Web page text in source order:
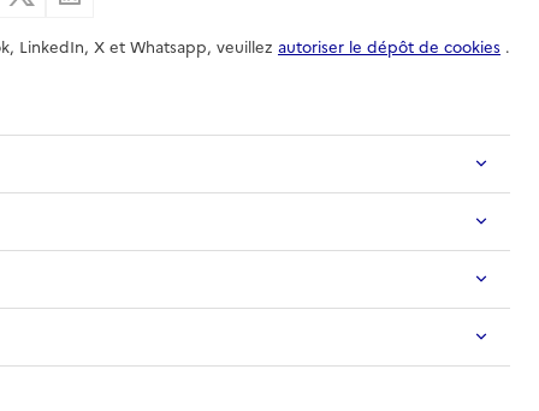
LinkedIn, X et Whatsapp, veuillez autoriser le dépôt de cookies .